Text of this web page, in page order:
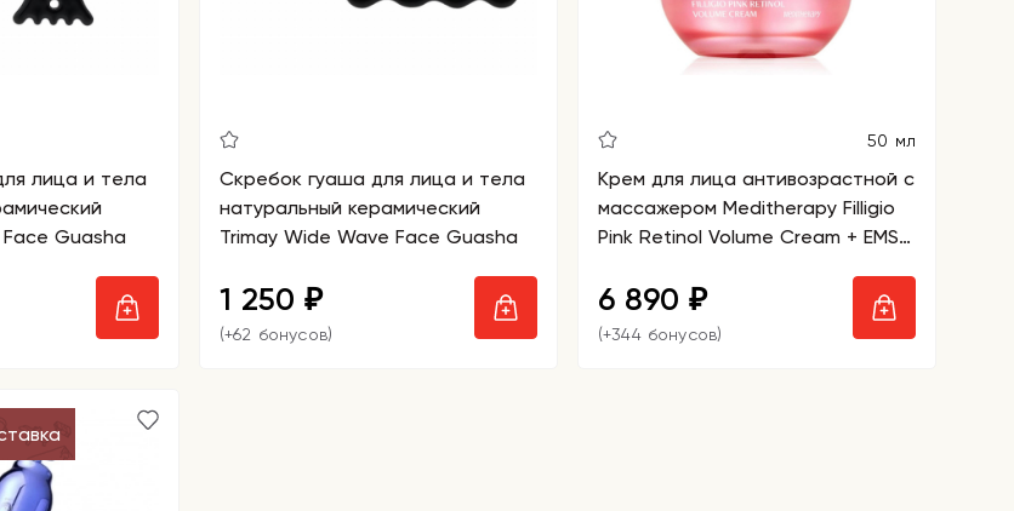
лица и тела
Face Guasha
Скребок гуаша для лица и тела
натуральный керамический
Trimay Wide Wave Face Guasha
1 250 ₽
(+62 бонусов)
50 мл
Крем для лица антивозрастной с
массажером Meditherapy Filligio
Pink Retinol Volume Cream + EMS
6 890 ₽
(+344 бонусов)